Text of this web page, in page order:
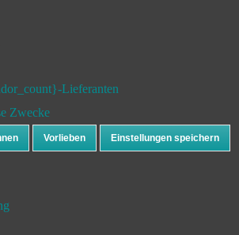
Lieferanten
Zwecke
Vorlieben Einstellungen speichern